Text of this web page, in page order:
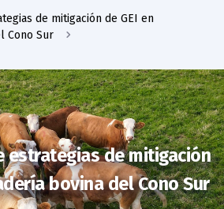
de mitigación de GEI en
Cono Sur
estrategias de mitigación
bovina del Cono Sur